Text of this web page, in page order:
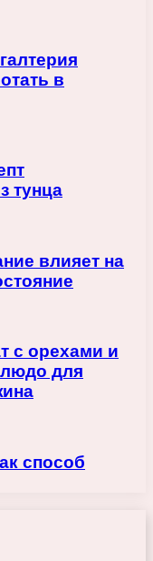
в
тунца
влияет на
с орехами и
для
способ